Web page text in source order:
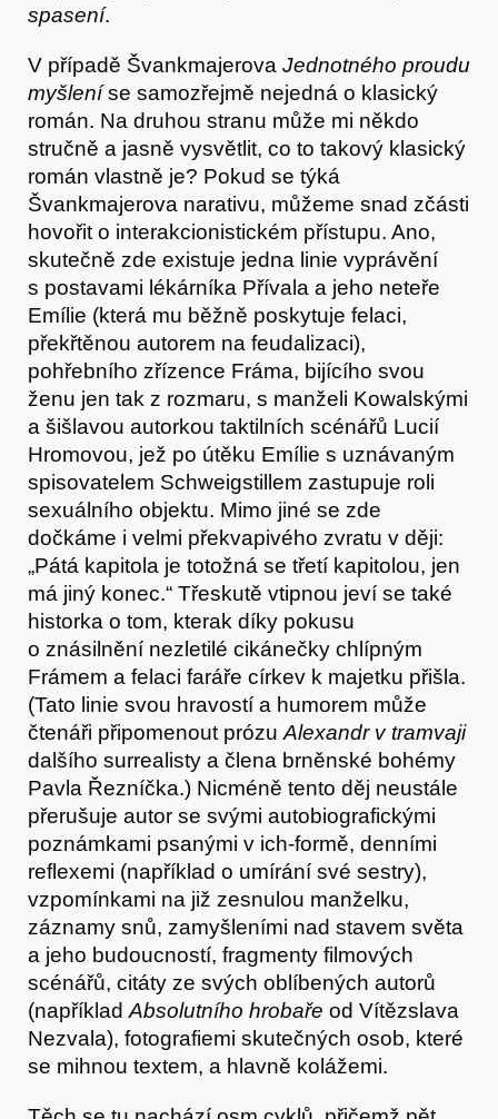
Články
Časopis
Hostcast
spasení.
V případě Švankmajerova Jednotného proudu
myšleníse samozřejmě nejedná o klasický
román. Na druhou stranu může mi někdo
stručně a jasně vysvětlit, co to takový klasický
román vlastně je? Pokud se týká
Švankmajerova narativu, můžeme snad zčásti
hovořit o interakcionistickém přístupu. Ano,
skutečně zde existuje jedna linie vyprávění
s postavami lékárníka Přívala a jeho neteře
Emílie (která mu běžně poskytuje felaci,
překřtěnou autorem na feudalizaci),
pohřebního zřízence Fráma, bijícího svou
ženu jen tak z rozmaru, s manželi Kowalskými
a šišlavou autorkou taktilních scénářů Lucií
Hromovou, jež po útěku Emílie s uznávaným
spisovatelem Schweigstillem zastupuje roli
sexuálního objektu. Mimo jiné se zde
dočkáme i velmi překvapivého zvratu v ději:
„Pátá kapitola je totožná se třetí kapitolou, jen
má jiný konec.“ Třeskutě vtipnou jeví se také
historka o tom, kterak díky pokusu
o znásilnění nezletilé cikánečky chlípným
Frámem a felaci faráře církev k majetku přišla.
(Tato linie svou hravostí a humorem může
čtenáři připomenout prózu Alexandr v tramvaji
dalšího surrealisty a člena brněnské bohémy
Pavla Řezníčka.) Nicméně tento děj neustále
přerušuje autor se svými autobiografickými
poznámkami psanými v ich-formě, denními
reflexemi (například o umírání své sestry),
vzpomínkami na již zesnulou manželku,
záznamy snů, zamyšleními nad stavem světa
a jeho budoucností, fragmenty filmových
scénářů, citáty ze svých oblíbených autorů
(například Absolutního hrobaře od Vítězslava
Nezvala), fotografiemi skutečných osob, které
se mihnou textem, a hlavně kolážemi.